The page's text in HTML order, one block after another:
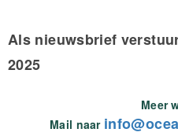
Als nieuwsbrief
2025
Meer
Mail naar